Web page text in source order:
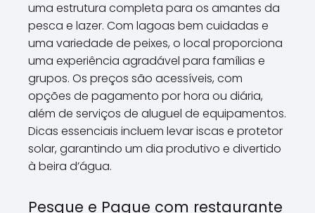
uma estrutura completa para os amantes da
pesca e lazer. Com lagoas bem cuidadas e
uma variedade de peixes, o local proporciona
uma experiência agradável para famílias e
grupos. Os preços são acessíveis, com
opções de pagamento por hora ou diária,
além de serviços de aluguel de equipamentos.
Dicas essenciais incluem levar iscas e protetor
solar, garantindo um dia produtivo e divertido
à beira d’água.
Pesque e Pague com restaurante